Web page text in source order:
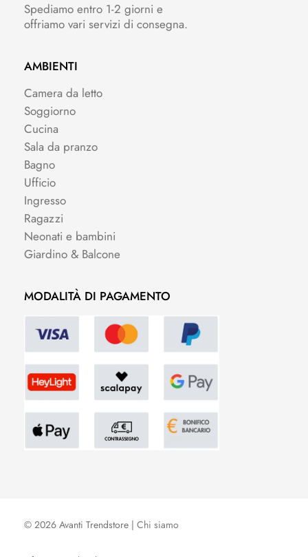
Spediamo entro 1-2 giorni e
offriamo vari servizi di consegna.
AMBIENTI
Camera da letto
Soggiorno
Cucina
Sala da pranzo
Bagno
Ufficio
Ingresso
Ragazzi
Neonati e bambini
Giardino & Balcone
MODALITÀ DI PAGAMENTO
© 2026 Avanti Trendstore | Chi siamo